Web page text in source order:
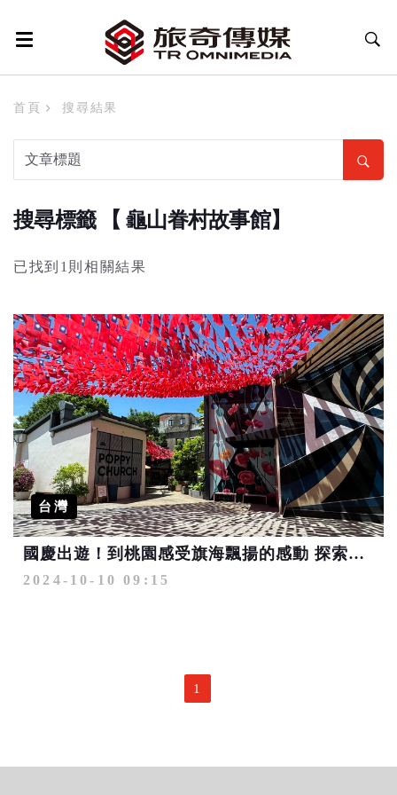
首頁 搜尋結果
搜尋標籤 【 龜山眷村故事館】
已找到1則相關結果
台灣
國慶出遊！到桃園感受旗海飄揚的感動 探索特色眷村文化
2024-10-10 09:15
1